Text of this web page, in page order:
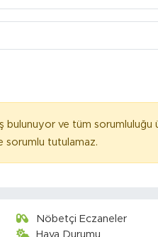
bulunuyor ve tüm sorumluluğu
sorumlu tutulamaz.
Nöbetçi Eczaneler
Hava Durumu